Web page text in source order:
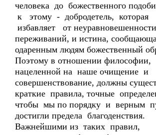
человека до божественного
к этому - добродетель, которая
избавляет от неуравновешенности
переживаний, и истина,
одаренным людям божественный
Поэтому в отношении философии,
нацеленной на наше очищение и
совершенствование, должны
краткие правила, точные
чтобы мы по порядку и верным
достигли предела благоденствия.
Важнейшими из таких правил,